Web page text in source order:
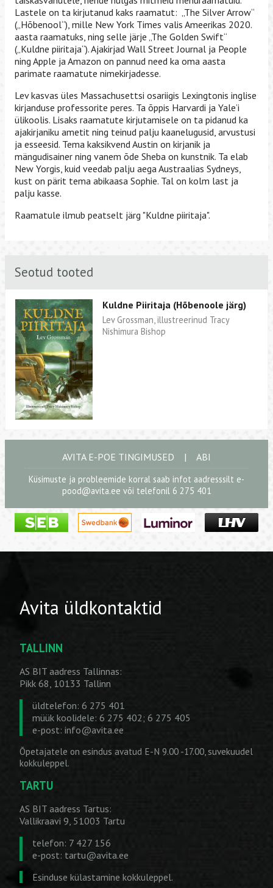
Lastele on ta kirjutanud kaks raamatut: „The Silver Arrow“
(„Hõbenool“), mille New York Times valis Ameerikas 2020.
aasta raamatuks, ning selle järje „The Golden Swift“
(„Kuldne piiritaja“). Ajakirjad Wall Street Journal ja People
ning Apple ja Amazon on pannud need ka oma aasta
parimate raamatute nimekirjadesse.
Lev kasvas üles Massachusettsi osariigis Lexingtonis inglise
kirjanduse professorite peres. Ta õppis Harvardi ja Yale’i
ülikoolis. Lisaks raamatute kirjutamisele on ta pidanud ka
ajakirjaniku ametit ning teinud palju kaanelugusid, arvustusi
ja esseesid. Tema kaksikvend Austin on kirjanik ja
mängudisainer ning vanem õde Sheba on kunstnik. Ta elab
New Yorgis, kuid veedab palju aega Austraalias Sydneys,
kust on pärit tema abikaasa Sophie. Tal on kolm last ja
palju kasse.
Raamatule ilmub peatselt järg "Kuldne piiritaja".
Seotud tooted
Kuldne Piiritaja (Hõbenoole järg)
Lev Grossman, illustreerinud Tracy
Nishimura Bishop
AVITA E-POE TINGIMUSED | ABI
Küsimuste ja probleemide korral saab infot aadresssilt e-
pood@avita.ee või telefonil 6 275 401
Avita üldkontaktid
TALLINN
AS BIT aadress Tallinnas:
Pikk 68, 10133 Tallinn
üldtelefon: 6 275 401
müük koolidele: 6 275 402; 6 275 405
e-post: info@avita.ee
Õpetajatele on esindus avatud E-N 9.00 -17.00, suvekuudel
kokkuleppel.
TARTU
AS BIT aadress Tartus:
Vallikraavi 9, 51003 Tartu
telefon: 7 427 156
e-post: tartu@avita.ee
Esinduse külastamine kokkuleppel.